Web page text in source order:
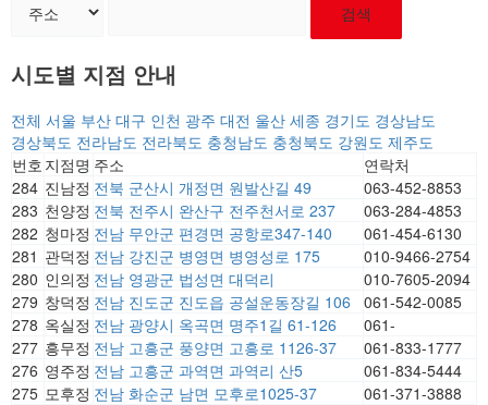
검색
시도별 지점 안내
전체 서울 부산 대구 인천 광주 대전 울산 세종 경기도 경상남도
경상북도 전라남도 전라북도 충청남도 충청북도 강원도 제주도
번호 지점명 주소
연락처
284 진남정 전북 군산시 개정면 원발산길 49
063-452-8853
283 천양정 전북 전주시 완산구 전주천서로 237
063-284-4853
282 청마정 전남 무안군 편경면 공항로347-140
061-454-6130
281 관덕정 전남 강진군 병영면 병영성로 175
010-9466-2754
280 인의정 전남 영광군 법성면 대덕리
010-7605-2094
279 창덕정 전남 진도군 진도읍 공설운동장길 106
061-542-0085
278 옥실정 전남 광양시 옥곡면 명주1길 61-126
061-
277 흥무정 전남 고흥군 풍양면 고흥로 1126-37
061-833-1777
276 영주정 전남 고흥군 과역면 과역리 산5
061-834-5444
275 모후정 전남 화순군 남면 모후로1025-37 061-371-3888